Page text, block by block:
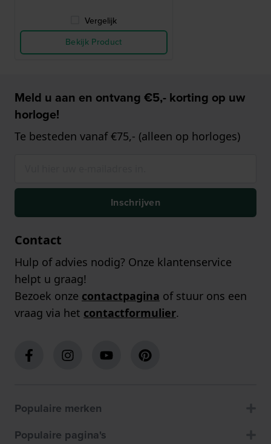
Vergelijk
Bekijk Product
Meld u aan en ontvang €5,- korting op uw
horloge!
Te besteden vanaf €75,- (alleen op horloges)
Inschrijven
Contact
Hulp of advies nodig? Onze klantenservice
helpt u graag!
Bezoek onze contactpagina of stuur ons een
vraag via het contactformulier.
Populaire merken
Populaire pagina's